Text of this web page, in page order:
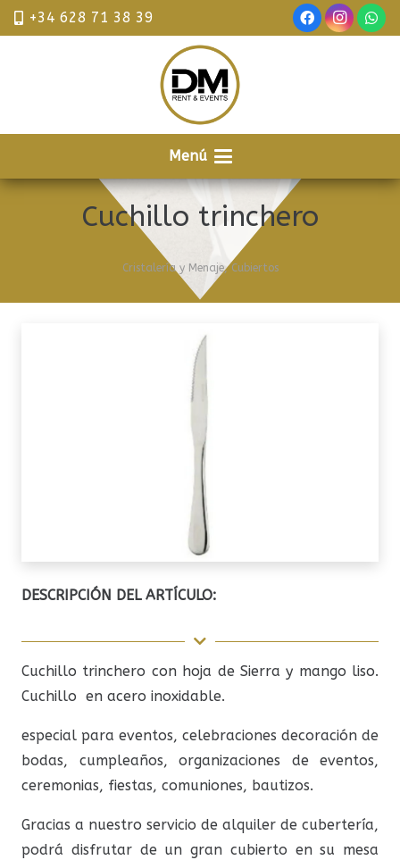
+34 628 71 38 39
Menú
Cuchillo trinchero
Cristalería y Menaje,Cubiertos
DESCRIPCIÓN DEL ARTÍCULO:
Cuchillo trinchero con hoja de Sierra y mango liso.
Cuchillo en acero inoxidable.
especial para eventos, celebraciones decoración de
bodas, cumpleaños, organizaciones de eventos,
ceremonias, fiestas, comuniones, bautizos.
Gracias a nuestro servicio de alquiler de cubertería,
podrá disfrutar de un gran cubierto en su mesa